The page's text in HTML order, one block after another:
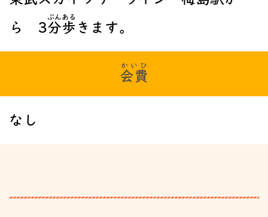
ら 3分
ぷん
歩
ある
きます。
会費
かいひ
なし